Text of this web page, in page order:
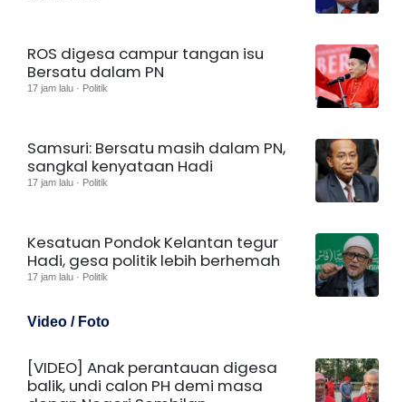
ROS digesa campur tangan isu
Bersatu dalam PN
17 jam lalu · Politik
Samsuri: Bersatu masih dalam PN,
sangkal kenyataan Hadi
17 jam lalu · Politik
Kesatuan Pondok Kelantan tegur
Hadi, gesa politik lebih berhemah
17 jam lalu · Politik
Video / Foto
[VIDEO] Anak perantauan digesa
balik, undi calon PH demi masa